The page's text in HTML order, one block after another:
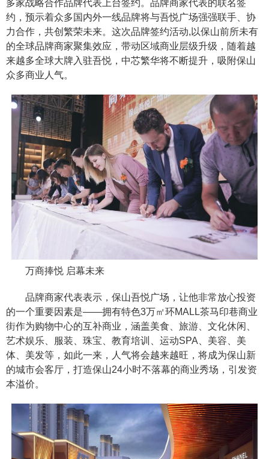
多家战略合作品牌代表上台签约。品牌商家代表的联名签
约，预示着众多国内外一线品牌将与吾悦广场强强联手、协
力合作，共创繁荣未来。这次品牌签约活动,以保山前所未有
的全球品牌商家聚集效应，带动区域商业层级升级，随着越
来越多全球大牌入驻吾悦，中芯繁华将不断提升，吸附保山
众多商业人气。
万商捧悦 启幕未来
品牌商家代表表示，保山吾悦广场，让他非常放心投资
的一个重要因素是——拥有特色3万㎡环MALL茶马印巷商业
街作为购物中心的互补商业，涵盖美食、旅游、文化休闲、
艺术娱乐、服装、珠宝、教育培训、运动SPA、美容、美
体、美发等，如此一来，人气将会越来越旺，将成为保山新
的城市会客厅，打造保山24小时不落幕的商业秀场，引发资
本溢价。